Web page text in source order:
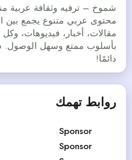
محتوى عربي متنوع يجمع بين
مقالات، أخبار، فيديوهات،
بأسلوب ممتع وسهل الوصول.
دائمًا!
روابط تهمك
Sponsor
Sponsor